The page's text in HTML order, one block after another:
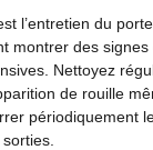
l’entretien du
montrer des signes
Nettoyez
de rouille
périodiquement